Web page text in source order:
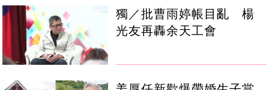
獨／批曹雨婷帳目亂 楊
光友再轟余天工會